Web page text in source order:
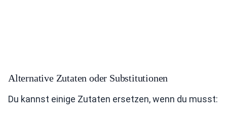
Alternative Zutaten oder Substitutionen
Du kannst einige Zutaten ersetzen, wenn du musst: